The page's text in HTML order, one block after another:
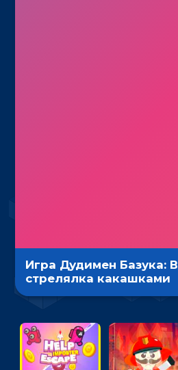
Игра Дудимен Базука:
стрелялка какашками